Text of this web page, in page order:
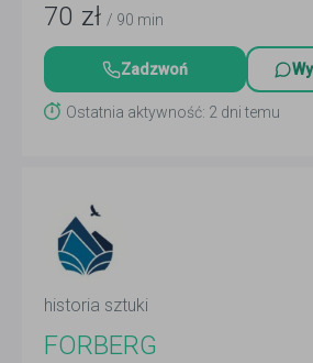
70 zł / 90 min
Zadzwoń
Ostatnia aktywność: 2 dni temu
historia sztuki
FORBERG